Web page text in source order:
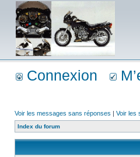
Connexion
Voir les messages sans réponses | Voir les
Index du forum